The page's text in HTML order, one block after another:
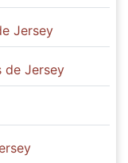
Jersey
de Jersey